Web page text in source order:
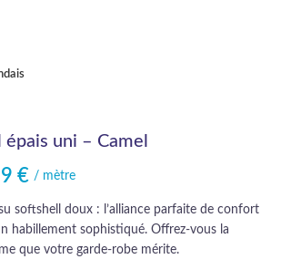
uni – Camel
€.
€€./ mètre
softshell doux : l’alliance parfaite de confort
habillement sophistiqué. Offrez-vous la
que votre garde-robe mérite.